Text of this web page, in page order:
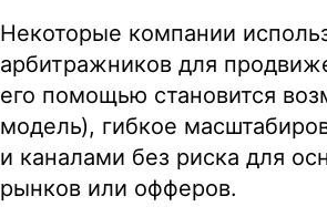
Некоторые компании
арбитражников для
его помощью становится
модель), гибкое
и каналами без риска для
рынков или офферов.